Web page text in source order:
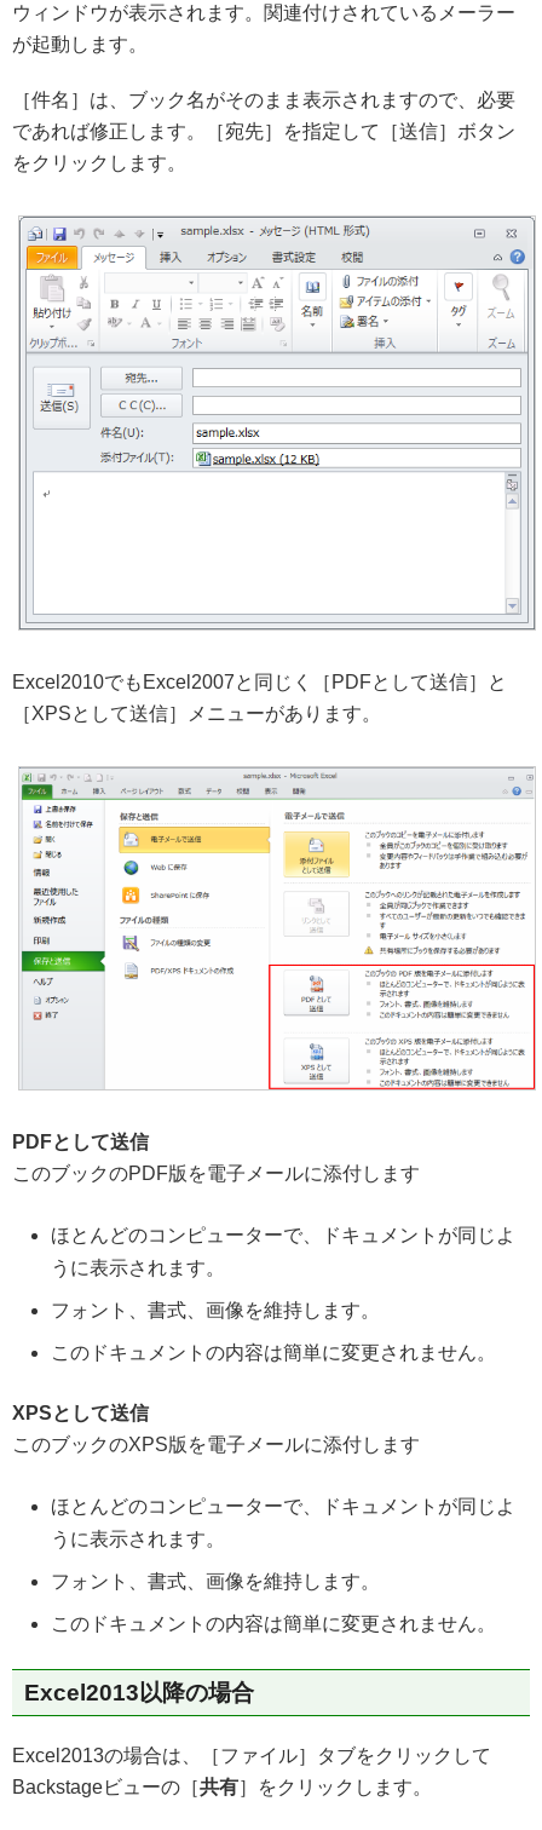
ウィンドウが表示されます。関連付けされているメーラー
が起動します。
［件名］は、ブック名がそのまま表示されますので、必要
であれば修正します。［宛先］を指定して［送信］ボタン
をクリックします。
Excel2010でもExcel2007と同じく［PDFとして送信］と
［XPSとして送信］メニューがあります。
PDFとして送信
このブックのPDF版を電子メールに添付します
ほとんどのコンピューターで、ドキュメントが同じよ
うに表示されます。
フォント、書式、画像を維持します。
このドキュメントの内容は簡単に変更されません。
XPSとして送信
このブックのXPS版を電子メールに添付します
ほとんどのコンピューターで、ドキュメントが同じよ
うに表示されます。
フォント、書式、画像を維持します。
このドキュメントの内容は簡単に変更されません。
Excel2013以降の場合
Excel2013の場合は、［ファイル］タブをクリックして
Backstageビューの［共有］をクリックします。